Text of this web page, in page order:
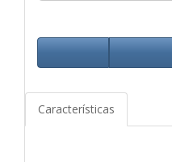
Características